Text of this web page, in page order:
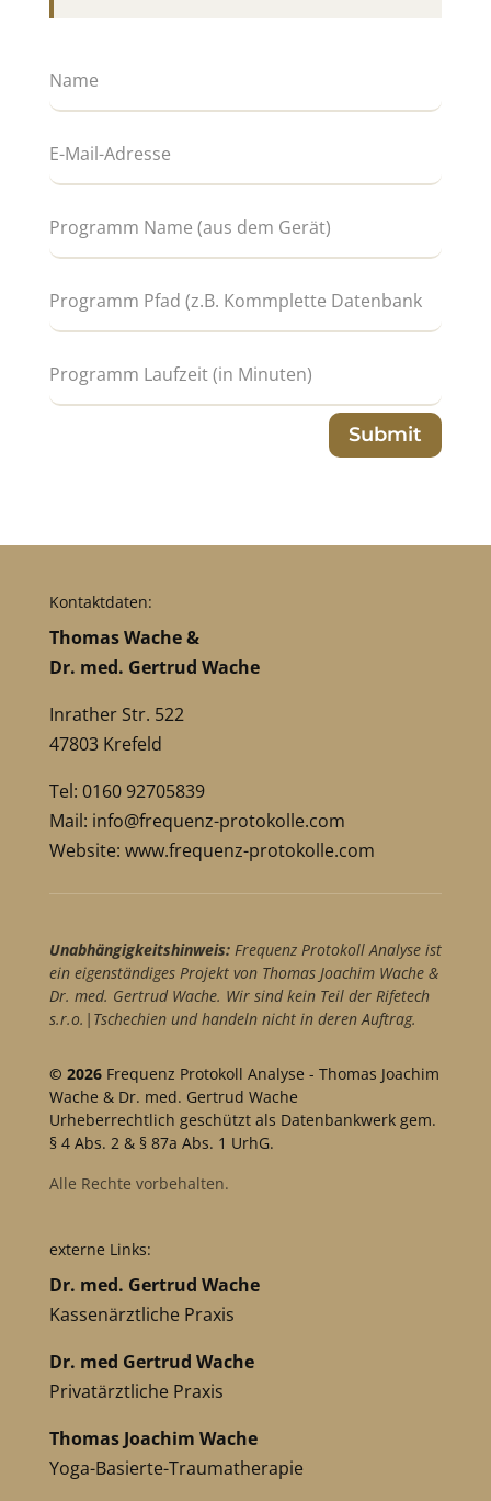
Submit
Kontaktdaten:
Thomas Wache &
Dr. med. Gertrud Wache
Inrather Str. 522
47803 Krefeld
Tel: 0160 92705839
Mail: info@frequenz-protokolle.com
Website: www.frequenz-protokolle.com
Unabhängigkeitshinweis:Frequenz Protokoll Analyse ist
ein eigenständiges Projekt von Thomas Joachim Wache &
Dr. med. Gertrud Wache. Wir sind kein Teil der Rifetech
s.r.o.|Tschechien und handeln nicht in deren Auftrag.
© 2026 Frequenz Protokoll Analyse - Thomas Joachim
Wache & Dr. med. Gertrud Wache
Urheberrechtlich geschützt als Datenbankwerk gem.
§ 4 Abs. 2 & § 87a Abs. 1 UrhG.
Alle Rechte vorbehalten.
externe Links:
Dr. med. Gertrud Wache
Kassenärztliche Praxis
Dr. med Gertrud Wache
Privatärztliche Praxis
Thomas Joachim Wache
Yoga-Basierte-Traumatherapie